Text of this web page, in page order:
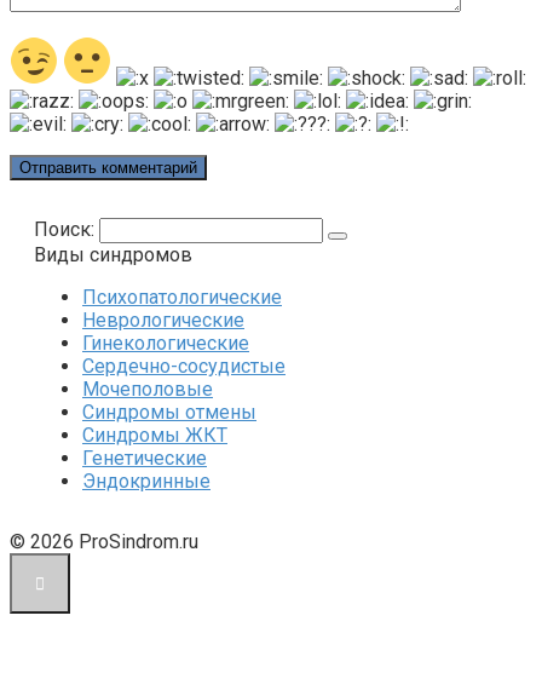
Поиск:
Виды синдромов
Психопатологические
Неврологические
Гинекологические
Сердечно-сосудистые
Мочеполовые
Синдромы отмены
Синдромы ЖКТ
Генетические
Эндокринные
© 2026 ProSindrom.ru